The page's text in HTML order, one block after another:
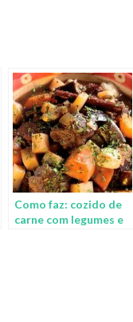
Como faz: cozido de
carne com legumes e